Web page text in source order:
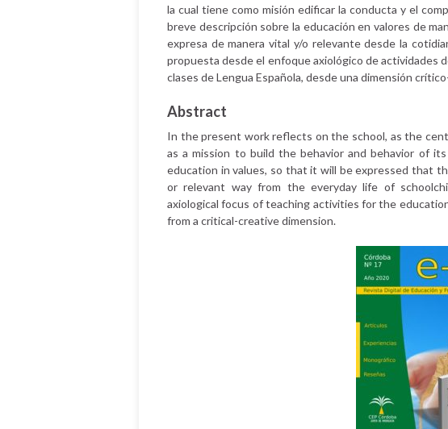
la cual tiene como misión edificar la conducta y el
breve descripción sobre la educación en valores de
expresa de manera vital y/o relevante desde la
propuesta desde el enfoque axiológico de actividades
clases de Lengua Española, desde una dimensión
Abstract
In the present work reflects on the school, as the
as a mission to build the behavior and behavior of
education in values, so that it will be expressed that
or relevant way from the everyday life of
axiological focus of teaching activities for the
from a critical-creative dimension.